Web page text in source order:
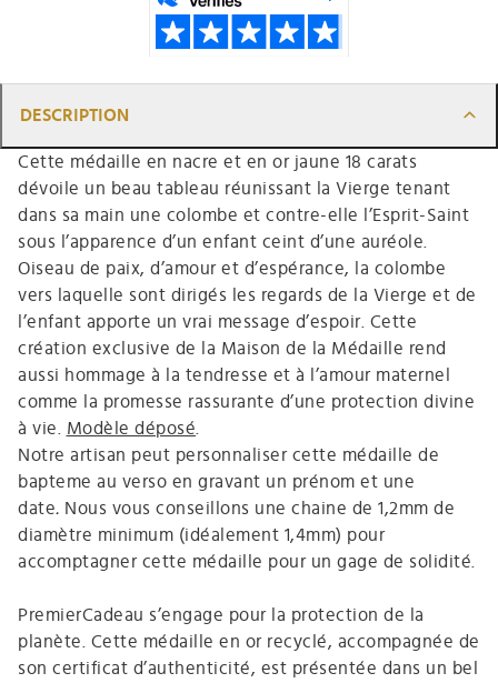
DESCRIPTION
Cette médaille en nacre et en or jaune 18 carats
dévoile un beau tableau réunissant la Vierge tenant
dans sa main une colombe et contre-elle l’Esprit-Saint
sous l’apparence d’un enfant ceint d’une auréole.
Oiseau de paix, d’amour et d’espérance, la colombe
vers laquelle sont dirigés les regards de la Vierge et de
l’enfant apporte un vrai message d’espoir. Cette
création exclusive de la Maison de la Médaille rend
aussi hommage à la tendresse et à l’amour maternel
comme la promesse rassurante d’une protection divine
à vie. Modèle déposé
Notre artisan peut personnaliser cette médaille de
bapteme au verso en gravant un prénom et une
date. Nous vous conseillons une chaine de 1,2mm de
diamètre minimum (idéalement 1,4mm) pour
accomptagner cette médaille pour un gage de solidité.
PremierCadeau s’engage pour la protection de la
planète. Cette médaille en or recyclé, accompagnée de
son certificat d’authenticité, est présentée dans un bel